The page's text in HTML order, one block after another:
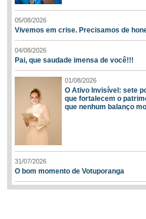
05/08/2026
Vivemos em crise. Precisamos de
04/08/2026
Pai, que saudade imensa de você!!!
01/08/2026
O Ativo Invisível: sete
que fortalecem o
que nenhum balanço
31/07/2026
O bom momento de Votuporanga